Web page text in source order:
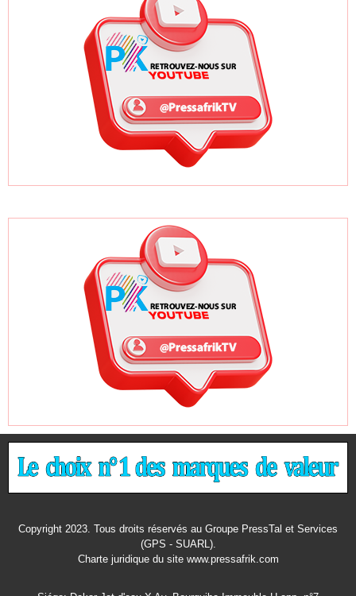
Copyright 2023. Tous droits réservés au Groupe PressTal et Services
(GPS - SUARL).
Charte juridiquedu site www.pressafrik.com